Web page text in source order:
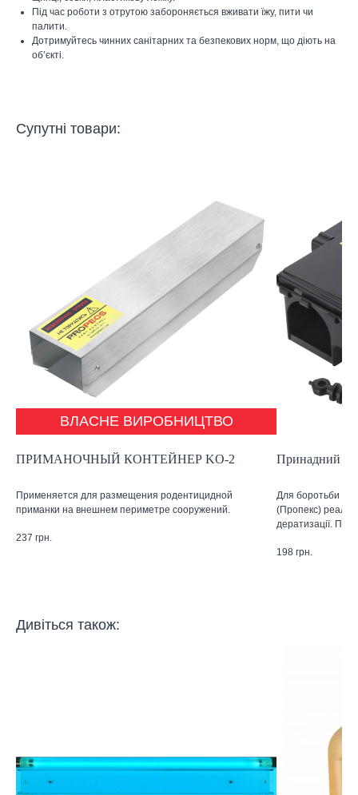
Під час роботи з отрутою забороняється вживати їжу, пити чи
палити.
Дотримуйтесь чинних санітарних та безпекових норм, що діють на
об’єкті.
Супутні товари:
ВЛАСНЕ ВИРОБНИЦТВО
ПРИМАНОЧНЫЙ КОНТЕЙНЕР KO-2
Применяется для размещения родентицидной
приманки на внешнем периметре сооружений.
237 грн.
Принадний
Для боротьби з
(Пропекс)
дератизації.
198 грн.
Дивіться також: